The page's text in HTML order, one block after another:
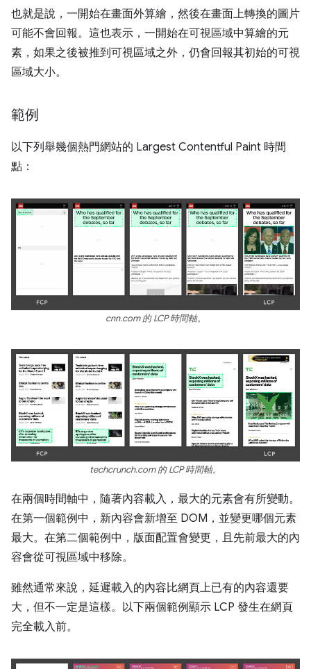
也就是說，一開始在畫面外算繪，然後在畫面上轉換的圖片
可能不會回報。這也表示，一開始在可視區域中算繪的元
素，如果之後被推到可視區域之外，仍會回報其初始的可視
區域大小。
範例
以下列舉幾個熱門網站的 Largest Contentful Paint 時間
點：
cnn.com 的 LCP 時間軸。
techcrunch.com 的 LCP 時間軸。
在兩個時間軸中，隨著內容載入，最大的元素會有所變動。
在第一個範例中，新內容會新增至 DOM，並變更哪個元素
最大。在第二個範例中，版面配置會變更，且先前最大的內
容會從可視區域中移除。
雖然通常來說，延遲載入的內容比網頁上已有的內容還要
大，但不一定是這樣。以下兩個範例顯示 LCP 發生在網頁
完全載入前。